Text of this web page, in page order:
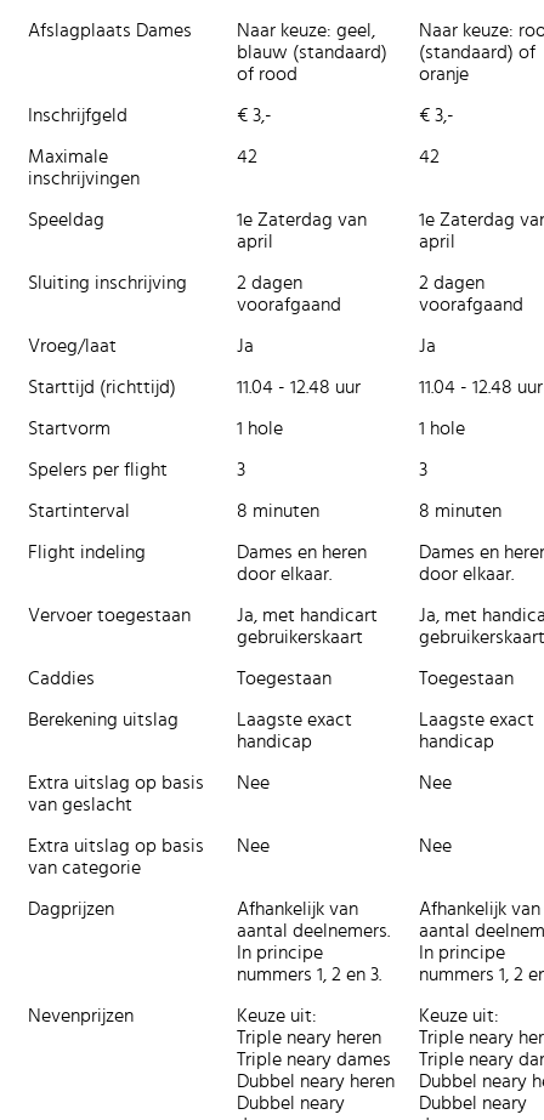
Afslagplaats Dames
Naar keuze: geel,
blauw (standaard)
of rood
Naar keuze:
(standaard) of
oranje
Inschrijfgeld € 3,- € 3,-
Maximale
inschrijvingen
42 42
Speeldag
1e Zaterdag van
april
1e Zaterdag
april
Sluiting inschrijving
2 dagen
voorafgaand
2 dagen
voorafgaand
Vroeg/laat Ja Ja
Starttijd (richttijd) 11.04 - 12.48 uur 11.04 - 12.48 uur
Startvorm 1 hole 1 hole
Spelers per flight 3 3
Startinterval 8 minuten 8 minuten
Flight indeling
Dames en heren
door elkaar.
Dames en
door elkaar.
Vervoer toegestaan
Ja, met handicart
gebruikerskaart
Ja, met
gebruikerskaart
Caddies Toegestaan Toegestaan
Berekening uitslag
Laagste exact
handicap
Laagste exact
handicap
Extra uitslag op basis
van geslacht
Nee Nee
Extra uitslag op basis
van categorie
Nee Nee
Dagprijzen
Afhankelijk van
aantal deelnemers.
In principe
nummers 1, 2 en 3.
Afhankelijk van
aantal
In principe
nummers 1, 2
Nevenprijzen
Keuze uit:
Triple neary heren
Triple neary dames
Dubbel neary heren
Dubbel neary
Keuze uit:
Triple neary
Triple neary
Dubbel neary
Dubbel neary